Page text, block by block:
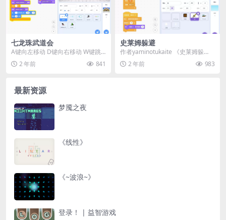
七龙珠武道会
A键向左移动 D键向右移动 W键跳
跃 P 冲刺（使用5点能量） U和I 技
能（使...
2 年前 841
史莱姆躲避
作者yaminotukaite 《史莱姆躲
避》是一款简单有趣的反应类游
戏，玩家需...
2 年前 983
最新资源
梦魇之夜
《线性》
《~波浪~》
登录！ | 益智游戏